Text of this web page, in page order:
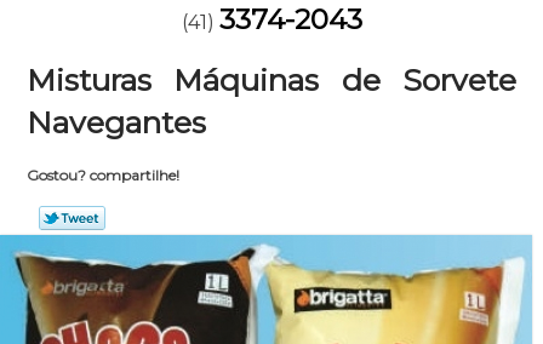
(41) 3374-2043
Misturas Máquinas de Sorvete
Navegantes
Gostou? compartilhe!